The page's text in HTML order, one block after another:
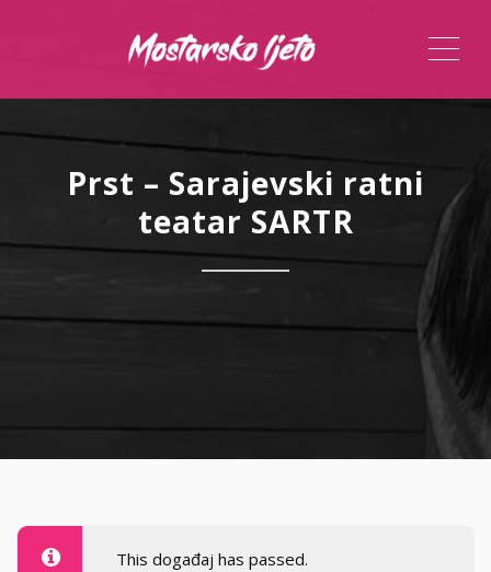
Prst – Sarajevski ratni
teatar SARTR
This događaj has passed.